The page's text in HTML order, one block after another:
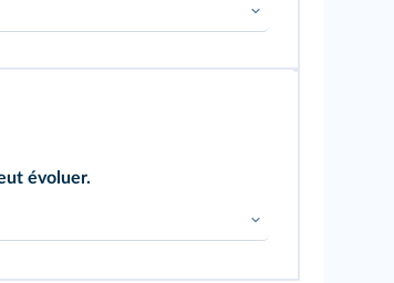
évoluer.